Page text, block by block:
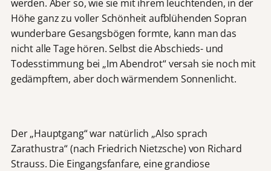
werden. Aber so, wie sie mit ihrem leuchtenden, in der
Höhe ganz zu voller Schönheit aufblühenden Sopran
wunderbare Gesangsbögen formte, kann man das
nicht alle Tage hören. Selbst die Abschieds- und
Todesstimmung bei „Im Abendrot“ versah sie noch mit
gedämpftem, aber doch wärmendem Sonnenlicht.
Der „Hauptgang“ war natürlich „Also sprach
Zarathustra“ (nach Friedrich Nietzsche) von Richard
Strauss. Die Eingangsfanfare, eine grandiose